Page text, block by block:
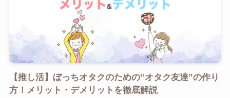
【推し活】ぼっちオタクのための“オタク友達”の作り
方！メリット・デメリットを徹底解説